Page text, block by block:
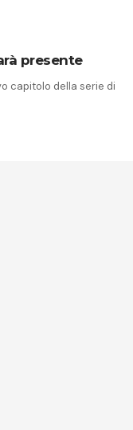
presente
capitolo della serie di